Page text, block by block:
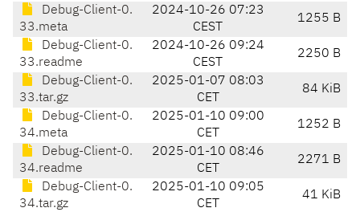
Debug-Client-0.
33.meta
2024-10-26 07:23
CEST
1255 B
Debug-Client-0.
33.readme
2024-10-26 09:24
CEST
2250 B
Debug-Client-0.
33.tar.gz
2025-01-07 08:03
CET
84 KiB
Debug-Client-0.
34.meta
2025-01-10 09:00
CET
1252 B
Debug-Client-0.
34.readme
2025-01-10 08:46
CET
2271 B
Debug-Client-0.
34.tar.gz
2025-01-10 09:05
CET
41 KiB